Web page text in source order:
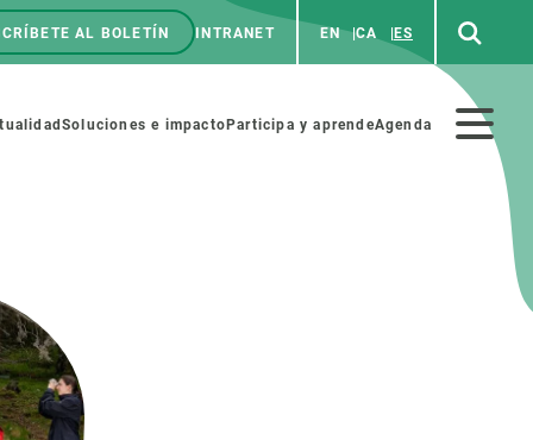
AL BOLETÍN INTRANET EN CA ES
Soluciones e impacto Participa y aprendeAgenda
Recursos Humanos